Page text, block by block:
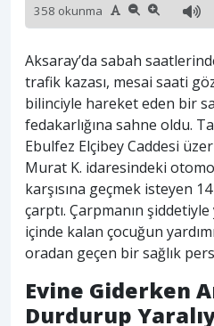
358 okunma
Aksaray’da sabah
trafik kazası, mesai saati
bilinciyle hareket eden bir
fedakarlığına sahne oldu.
Ebulfez Elçibey Caddesi
Murat K. idaresindeki
karşısına geçmek isteyen
çarptı. Çarpmanın
içinde kalan çocuğun
oradan geçen bir sağlık
Evine Giderken
Durdurup